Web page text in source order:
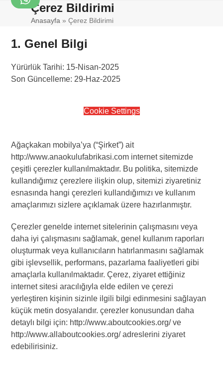
Skip WhatsApp
Open
mobile
menu
Close
mobile
menu
Çerez Bildirimi
Anasayfa »Çerez Bildirimi
1. Genel Bilgi
Yürürlük Tarihi: 15-Nisan-2025
Son Güncelleme: 29-Haz-2025
Cookie Settings
Ağaçkakan mobilya’ya (“Şirket”) ait
http://www.anaokulufabrikasi.com internet sitemizde
çeşitli çerezler kullanılmaktadır. Bu politika, sitemizde
kullandığımız çerezlere ilişkin olup, sitemizi ziyaretiniz
esnasında hangi çerezleri kullandığımızı ve kullanım
amaçlarımızı sizlere açıklamak üzere hazırlanmıştır.
Çerezler genelde internet sitelerinin çalışmasını veya
daha iyi çalışmasını sağlamak, genel kullanım raporları
oluşturmak veya kullanıcıların hatırlanmasını sağlamak
gibi işlevsellik, performans, pazarlama faaliyetleri gibi
amaçlarla kullanılmaktadır. Çerez, ziyaret ettiğiniz
internet sitesi aracılığıyla elde edilen ve çerezi
yerleştiren kişinin sizinle ilgili bilgi edinmesini sağlayan
küçük metin dosyalarıdır. çerezler konusundan daha
detaylı bilgi için: http://www.aboutcookies.org/ ve
http://www.allaboutcookies.org/ adreslerini ziyaret
edebilirisiniz.